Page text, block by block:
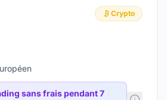
Crypto
sans frais pendant 7